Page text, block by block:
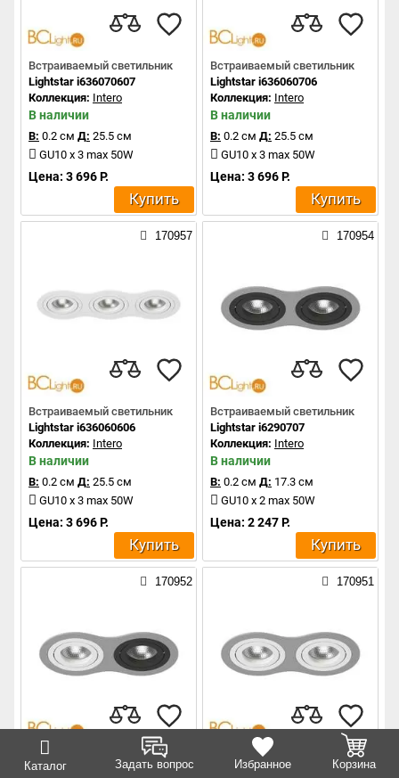
Каталог Задать вопрос Избранное Корзина
Встраиваемый светильник
Lightstar i636070607
Коллекция: Intero
В наличии
В: 0.2 см Д: 25.5 см
GU10 x 3 max 50W
Цена: 3 696 Р.
Купить
Встраиваемый светильник
Lightstar i636060706
Коллекция: Intero
В наличии
В: 0.2 см Д: 25.5 см
GU10 x 3 max 50W
Цена: 3 696 Р.
Купить
170957
Встраиваемый светильник
Lightstar i636060606
Коллекция: Intero
В наличии
В: 0.2 см Д: 25.5 см
GU10 x 3 max 50W
Цена: 3 696 Р.
Купить
170954
Встраиваемый светильник
Lightstar i6290707
Коллекция: Intero
В наличии
В: 0.2 см Д: 17.3 см
GU10 x 2 max 50W
Цена: 2 247 Р.
Купить
170952
Встраиваемый светильник
Lightstar i6290607
170951
Встраиваемый светильник
Lightstar i6290606